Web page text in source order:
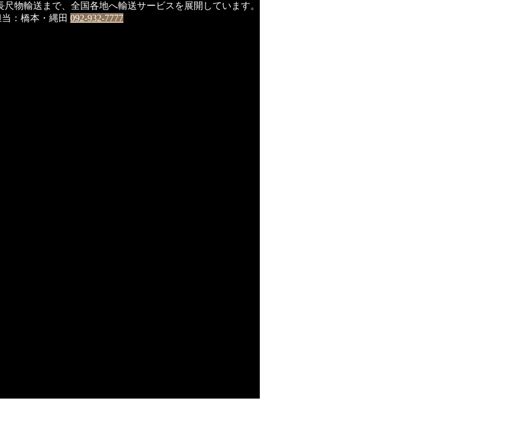
物輸送まで、全国各地へ輸送サービスを展開しています。
：橋本・縄田 092-932-7777